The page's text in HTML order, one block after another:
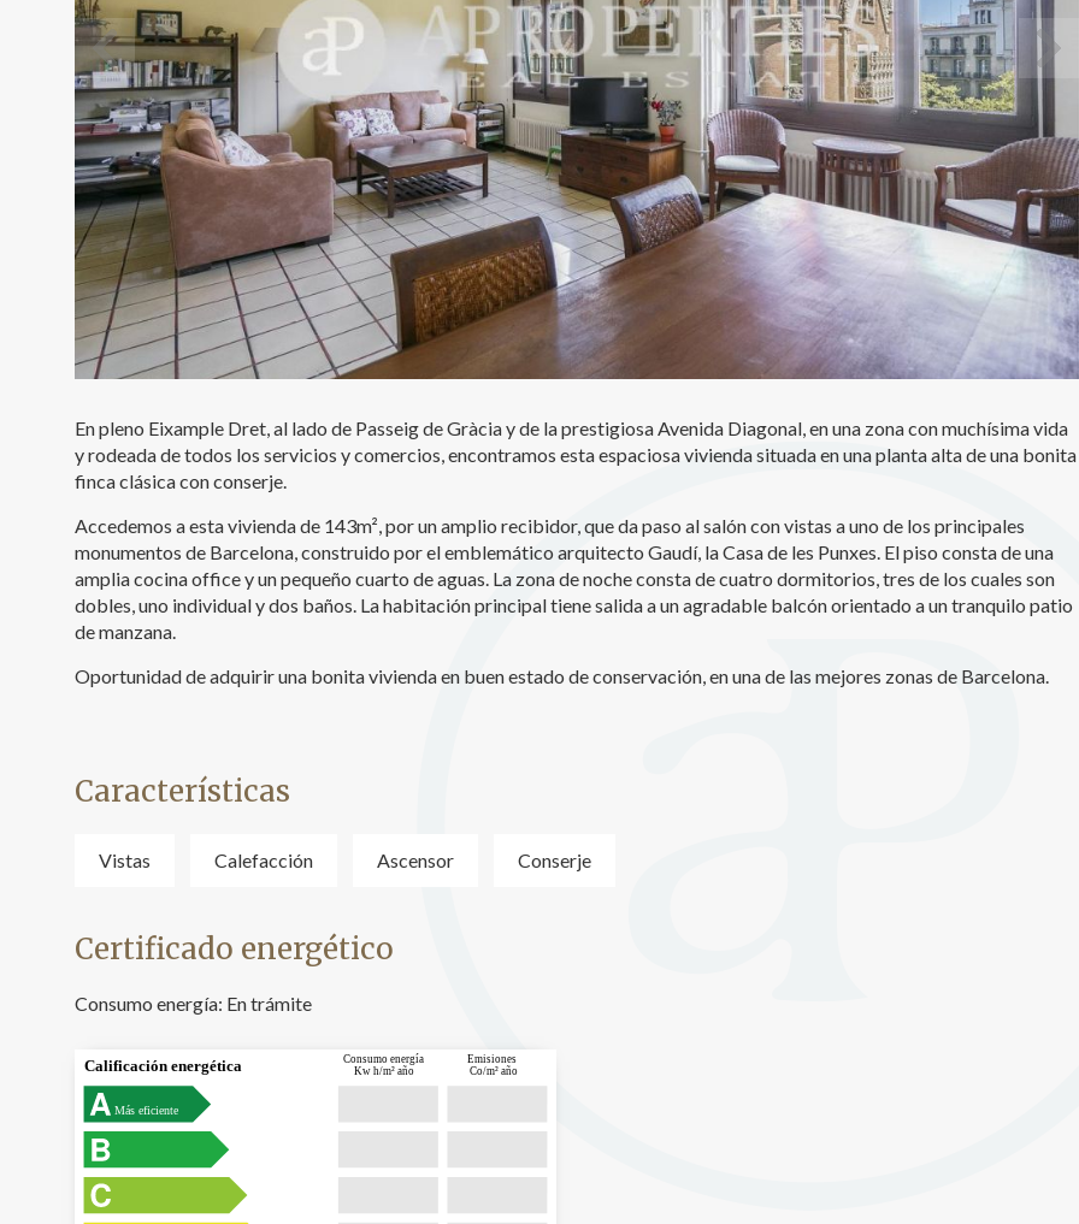
En pleno Eixample Dret, al lado de Passeig de Gràcia y de la prestigiosa Avenida Diagonal, en una zona con muchísima vida
y rodeada de todos los servicios y comercios, encontramos esta espaciosa vivienda situada en una planta alta de una bonita
finca clásica con conserje.
Accedemos a esta vivienda de 143m², por un amplio recibidor, que da paso al salón con vistas a uno de los principales
monumentos de Barcelona, construido por el emblemático arquitecto Gaudí, la Casa de les Punxes. El piso consta de una
amplia cocina office y un pequeño cuarto de aguas. La zona de noche consta de cuatro dormitorios, tres de los cuales son
dobles, uno individual y dos baños. La habitación principal tiene salida a un agradable balcón orientado a un tranquilo patio
de manzana.
Oportunidad de adquirir una bonita vivienda en buen estado de conservación, en una de las mejores zonas de Barcelona.
Características
Vistas Calefacción Ascensor Conserje
Certificado energético
Consumo energía: En trámite
Más eficiente
Calificación energética
Consumo energía
Kw h/m² año
Emisiones
Co/m² año
Modificar cookies
Técnicas y funcionales
Este sitio web utiliza Cookies propias para recopilar información con la finalidad
mejorar nuestros servicios. Si continua navegando, supone la aceptación de la
instalación de las mismas. El usuario tiene la posibilidad de configurar su
pudiendo, si así lo desea, impedir que sean instaladas en su disco duro,
deberá tener en cuenta que dicha acción podrá ocasionar dificultades de
Analíticas y personalización
sitio web. La información recogida mediante este tipo de cookies se utiliza en la
medición de la actividad de la web para la elaboración de perfiles de
los usuarios con el fin de introducir mejoras en función del análisis de los datos
que hacen los usuarios del servicio. Permiten guardar la información de
del usuario para mejorar la calidad de nuestros servicios y para ofrecer una
experiencia a través de productos recomendados.
Marketing y publicidad